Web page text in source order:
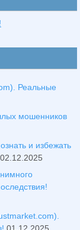
Реальные
мошенников
и избежать
02.12.2025
01.12.2025